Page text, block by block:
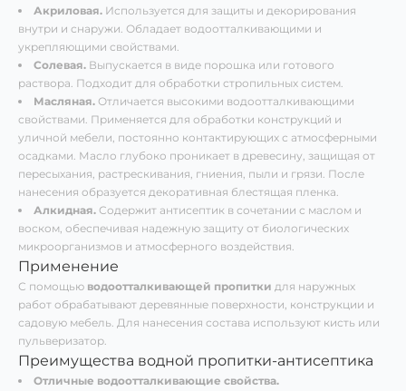
Акриловая. Используется для защиты и декорирования
внутри и снаружи. Обладает водоотталкивающими и
укрепляющими свойствами.
Солевая. Выпускается в виде порошка или готового
раствора. Подходит для обработки стропильных систем.
Масляная. Отличается высокими водоотталкивающими
свойствами. Применяется для обработки конструкций и
уличной мебели, постоянно контактирующих с атмосферными
осадками. Масло глубоко проникает в древесину, защищая от
пересыхания, растрескивания, гниения, пыли и грязи. После
нанесения образуется декоративная блестящая пленка.
Алкидная. Содержит антисептик в сочетании с маслом и
воском, обеспечивая надежную защиту от биологических
микроорганизмов и атмосферного воздействия.
Применение
С помощью водоотталкивающей пропитки для наружных
работ обрабатывают деревянные поверхности, конструкции и
садовую мебель. Для нанесения состава используют кисть или
пульверизатор.
Преимущества водной пропитки-антисептика
Отличные водоотталкивающие свойства.